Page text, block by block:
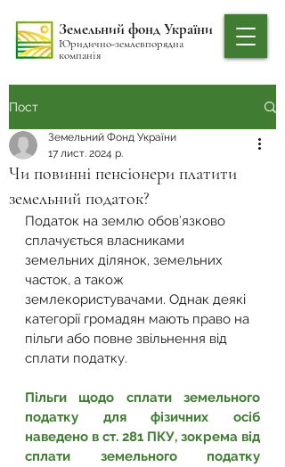
Земельний фонд України
Юридично-землевпорядна
компанія
Пост
Чи повинні пенсіонери платити
земельний податок?
Земельний Фонд України
17 лист. 2024 р.
Податок на землю обов’язково
сплачується власниками
земельних ділянок, земельних
часток, а також
землекористувачами. Однак деякі
категорії громадян мають право на
пільги або повне звільнення від
сплати податку.
Пільги щодо сплати земельного
податку для фізичних осіб
наведено в ст. 281 ПКУ, зокрема від
сплати земельного податку